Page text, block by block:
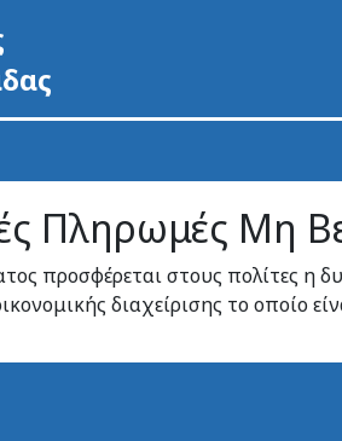
Πληρωμές Μη
προσφέρεται στους πολίτες η
διαχείρισης το οποίο